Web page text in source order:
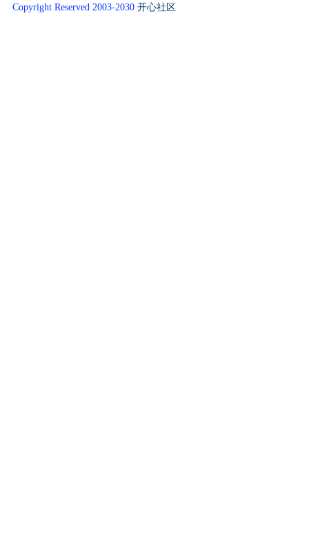
Copyright Reserved 2003-2030 开心社区